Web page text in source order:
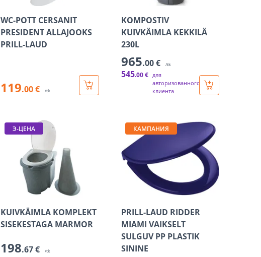
WC-POTT CERSANIT
PRESIDENT ALLAJOOKS
PRILL-LAUD
119.00 € /tk
KOMPOSTIV
KUIVKÄIMLA KEKKILÄ
230L
965.00 € /tk
545.00 € для
авторизованного
клиента
Э-ЦЕНА
KUIVKÄIMLA KOMPLEKT
SISEKESTAGA MARMOR
198.67 € /tk
КАМПАНИЯ
PRILL-LAUD RIDDER
MIAMI VAIKSELT
SULGUV PP PLASTIK
SININE